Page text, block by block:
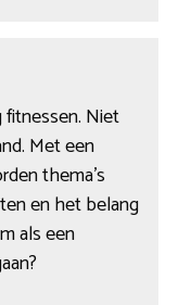
Niet
Met een
thema’s
en het belang
als een